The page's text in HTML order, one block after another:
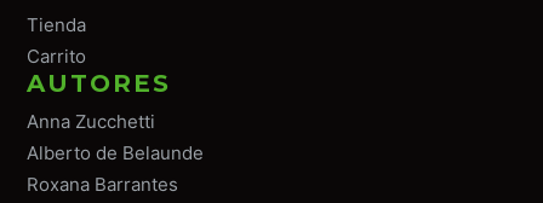
Tienda
Carrito
AUTORES
Anna Zucchetti
Alberto de Belaunde
Roxana Barrantes